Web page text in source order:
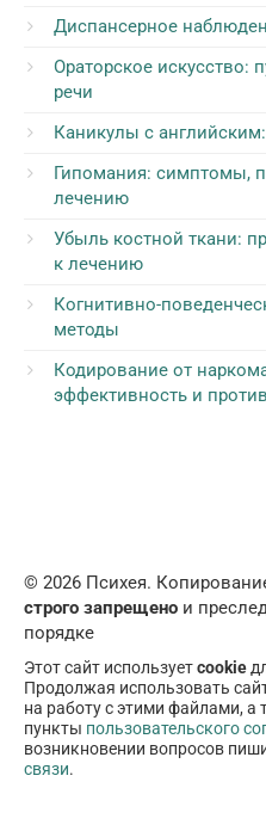
Диспансерное
Ораторское искусство:
речи
Каникулы с
Гипомания: симптомы,
лечению
Убыль костной ткани:
к лечению
Когнитивно-
методы
Кодирование от
эффективность и
© 2026 Психея.
строго запрещено и
порядке
Этот сайт используетcookie
Продолжая использовать
на работу с этими файлами, а
пункты пользовательского
возникновении вопросов
связи.